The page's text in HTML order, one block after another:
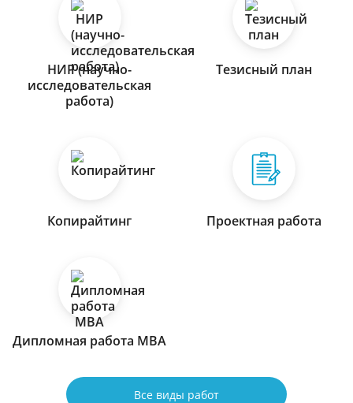
НИР (научно-
исследовательская
работа)
Тезисный план
Копирайтинг Проектная работа
Дипломная работа МВА
Все виды работ